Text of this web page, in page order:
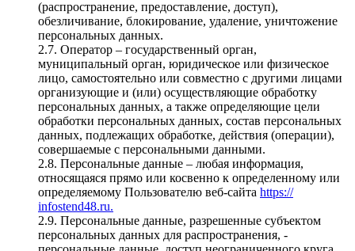
(распространение, предоставление, доступ),
обезличивание, блокирование, удаление, уничтожение
персональных данных.
2.7. Оператор – государственный орган,
муниципальный орган, юридическое или физическое
лицо, самостоятельно или совместно с другими лицами
организующие и (или) осуществляющие обработку
персональных данных, а также определяющие цели
обработки персональных данных, состав персональных
данных, подлежащих обработке, действия (операции),
совершаемые с персональными данными.
2.8. Персональные данные – любая информация,
относящаяся прямо или косвенно к определенному или
определяемому Пользователю веб-сайта https://
infostend48.ru.
2.9. Персональные данные, разрешенные субъектом
персональных данных для распространения, -